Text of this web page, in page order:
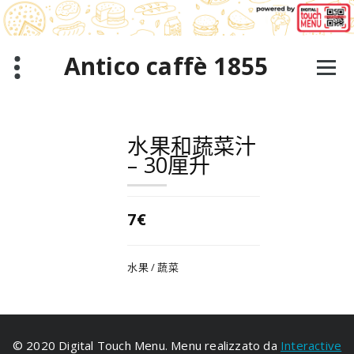
跳
至
正
Antico caffè 1855
水果和蔬菜汁
– 30厘升
7€
水果 / 蔬菜
© 2020 Digital Touch Menu. Menu realizzato da Interactive